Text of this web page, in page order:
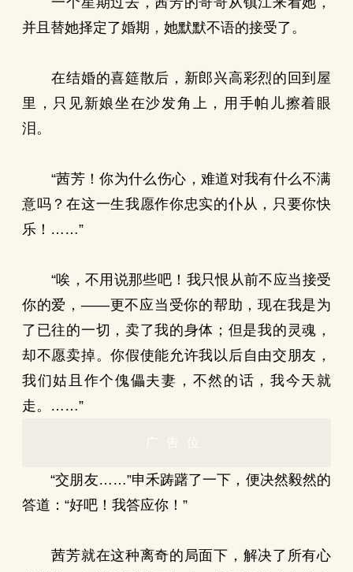
并且替她择定了婚期，她默默不语的接受了。
在结婚的喜筵散后，新郎兴高彩烈的回到屋
里，只见新娘坐在沙发角上，用手帕儿擦着眼
泪。
“茜芳！你为什么伤心，难道对我有什么不满
意吗？在这一生我愿作你忠实的仆从，只要你快
乐！……”
“唉，不用说那些吧！我只恨从前不应当接受
你的爱，——更不应当受你的帮助，现在我是为
了已往的一切，卖了我的身体；但是我的灵魂，
却不愿卖掉。你假使能允许我以后自由交朋友，
我们姑且作个傀儡夫妻，不然的话，我今天就
走。……”
广告位
“交朋友……”申禾踌躇了一下，便决然毅然的
答道：“好吧！我答应你！”
茜芳就在这种离奇的局面下，解决了所有心